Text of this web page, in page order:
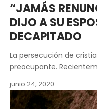
“JAMÁS
DIJO A SU
DECAPITADO
La persecución de
preocupante.
junio 24, 2020